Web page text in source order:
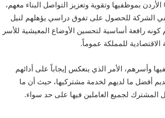
الأردن بموظفيها وتقوية وتعزيز التواصل البناء معهم،
الشركة للحصول على تفوق دراسي يؤهلهم لنيل
كونه رافعة أساسية لتحسين الأوضاع المعيشية للأسر
الاقتصادية للمملكة عموماً.
وأسرهم، الأمر الذي ينعكس إيجاباً على أدائهم
أفضل ما لديهم لخدمة مشتركيها، حيث أن ما
المشترك لجميع العاملين فيها على حد سواء.